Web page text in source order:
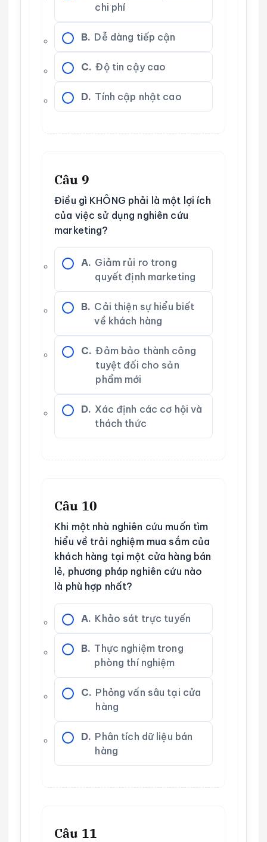
chi phí
B. Dễ dàng tiếp cận
C. Độ tin cậy cao
D. Tính cập nhật cao
Câu 9
Điều gì KHÔNG phải là một lợi ích
của việc sử dụng nghiên cứu
marketing?
A. Giảm rủi ro trong
quyết định marketing
B. Cải thiện sự hiểu biết
về khách hàng
C. Đảm bảo thành công
tuyệt đối cho sản
phẩm mới
D. Xác định các cơ hội và
thách thức
Câu 10
Khi một nhà nghiên cứu muốn tìm
hiểu về trải nghiệm mua sắm của
khách hàng tại một cửa hàng bán
lẻ, phương pháp nghiên cứu nào
là phù hợp nhất?
A. Khảo sát trực tuyến
B. Thực nghiệm trong
phòng thí nghiệm
C. Phỏng vấn sâu tại cửa
hàng
D. Phân tích dữ liệu bán
hàng
Câu 11